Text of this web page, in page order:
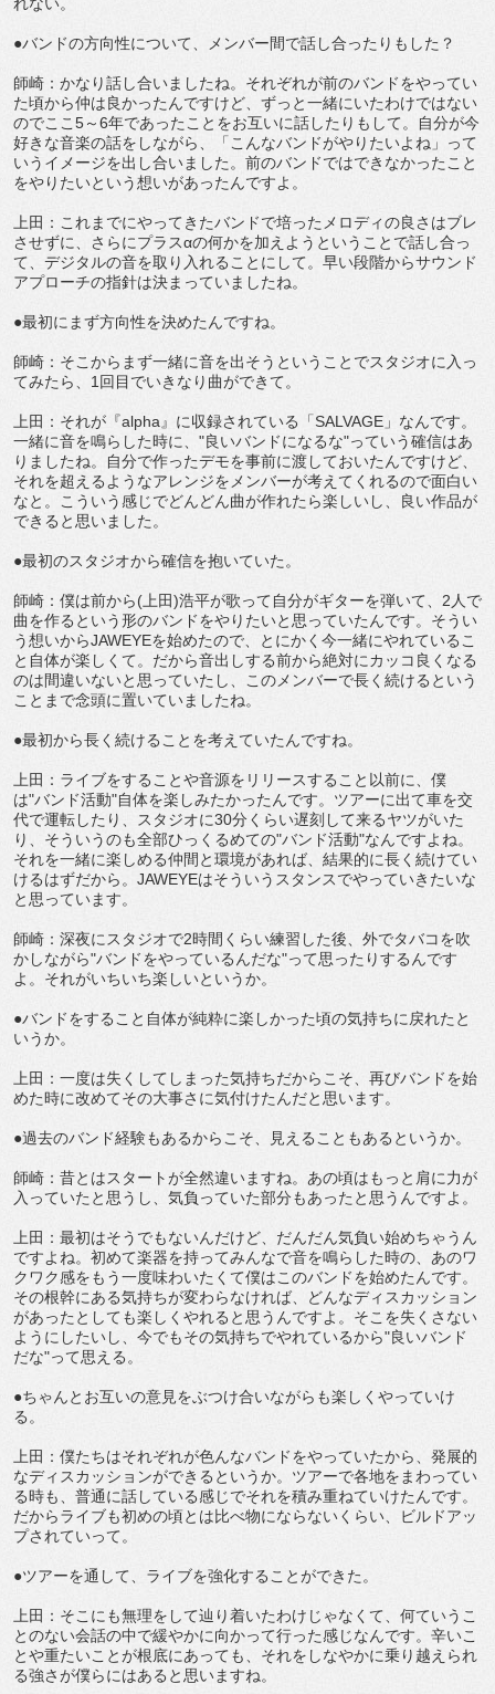
●バンドの方向性について、メンバー間で話し合ったりもした？
師崎：かなり話し合いましたね。それぞれが前のバンドをやってい
た頃から仲は良かったんですけど、ずっと一緒にいたわけではない
のでここ5～6年であったことをお互いに話したりもして。自分が今
好きな音楽の話をしながら、「こんなバンドがやりたいよね」って
いうイメージを出し合いました。前のバンドではできなかったこと
をやりたいという想いがあったんですよ。
上田：これまでにやってきたバンドで培ったメロディの良さはブレ
させずに、さらにプラスαの何かを加えようということで話し合っ
て、デジタルの音を取り入れることにして。早い段階からサウンド
アプローチの指針は決まっていましたね。
●最初にまず方向性を決めたんですね。
師崎：そこからまず一緒に音を出そうということでスタジオに入っ
てみたら、1回目でいきなり曲ができて。
上田：それが『alpha』に収録されている「SALVAGE」なんです。
一緒に音を鳴らした時に、"良いバンドになるな"っていう確信はあ
りましたね。自分で作ったデモを事前に渡しておいたんですけど、
それを超えるようなアレンジをメンバーが考えてくれるので面白い
なと。こういう感じでどんどん曲が作れたら楽しいし、良い作品が
できると思いました。
●最初のスタジオから確信を抱いていた。
師崎：僕は前から(上田)浩平が歌って自分がギターを弾いて、2人で
曲を作るという形のバンドをやりたいと思っていたんです。そうい
う想いからJAWEYEを始めたので、とにかく今一緒にやれているこ
と自体が楽しくて。だから音出しする前から絶対にカッコ良くなる
のは間違いないと思っていたし、このメンバーで長く続けるという
ことまで念頭に置いていましたね。
●最初から長く続けることを考えていたんですね。
上田：ライブをすることや音源をリリースすること以前に、僕
は"バンド活動"自体を楽しみたかったんです。ツアーに出て車を交
代で運転したり、スタジオに30分くらい遅刻して来るヤツがいた
り、そういうのも全部ひっくるめての"バンド活動"なんですよね。
それを一緒に楽しめる仲間と環境があれば、結果的に長く続けてい
けるはずだから。JAWEYEはそういうスタンスでやっていきたいな
と思っています。
師崎：深夜にスタジオで2時間くらい練習した後、外でタバコを吹
かしながら"バンドをやっているんだな"って思ったりするんです
よ。それがいちいち楽しいというか。
●バンドをすること自体が純粋に楽しかった頃の気持ちに戻れたと
いうか。
上田：一度は失くしてしまった気持ちだからこそ、再びバンドを始
めた時に改めてその大事さに気付けたんだと思います。
●過去のバンド経験もあるからこそ、見えることもあるというか。
師崎：昔とはスタートが全然違いますね。あの頃はもっと肩に力が
入っていたと思うし、気負っていた部分もあったと思うんですよ。
上田：最初はそうでもないんだけど、だんだん気負い始めちゃうん
ですよね。初めて楽器を持ってみんなで音を鳴らした時の、あのワ
クワク感をもう一度味わいたくて僕はこのバンドを始めたんです。
その根幹にある気持ちが変わらなければ、どんなディスカッション
があったとしても楽しくやれると思うんですよ。そこを失くさない
ようにしたいし、今でもその気持ちでやれているから"良いバンド
だな"って思える。
●ちゃんとお互いの意見をぶつけ合いながらも楽しくやっていけ
る。
上田：僕たちはそれぞれが色んなバンドをやっていたから、発展的
なディスカッションができるというか。ツアーで各地をまわってい
る時も、普通に話している感じでそれを積み重ねていけたんです。
だからライブも初めの頃とは比べ物にならないくらい、ビルドアッ
プされていって。
●ツアーを通して、ライブを強化することができた。
上田：そこにも無理をして辿り着いたわけじゃなくて、何ていうこ
とのない会話の中で緩やかに向かって行った感じなんです。辛いこ
とや重たいことが根底にあっても、それをしなやかに乗り越えられ
る強さが僕らにはあると思いますね。